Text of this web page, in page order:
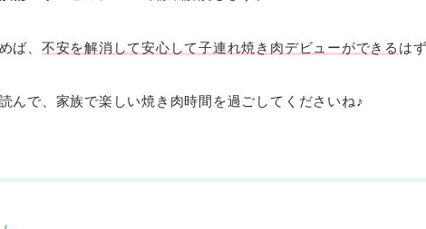
ば、 不安を解消して安心して子連れ焼き肉デビューができる はず
んで、家族で楽しい焼き肉時間を過ごしてくださいね♪